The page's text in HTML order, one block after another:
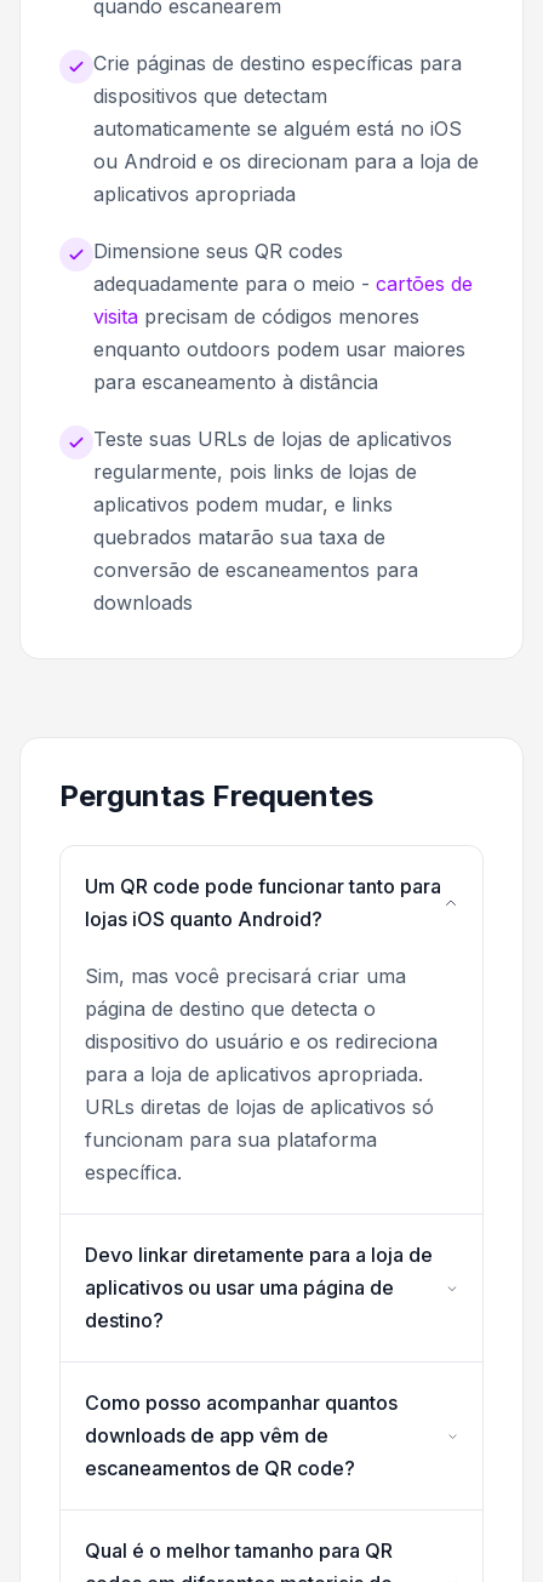
quando escanearem
Crie páginas de destino específicas para
dispositivos que detectam
automaticamente se alguém está no iOS
ou Android e os direcionam para a loja de
aplicativos apropriada
Dimensione seus QR codes
adequadamente para o meio - cartões de
visita precisam de códigos menores
enquanto outdoors podem usar maiores
para escaneamento à distância
Teste suas URLs de lojas de aplicativos
regularmente, pois links de lojas de
aplicativos podem mudar, e links
quebrados matarão sua taxa de
conversão de escaneamentos para
downloads
Perguntas Frequentes
Um QR code pode funcionar tanto para
lojas iOS quanto Android?
Sim, mas você precisará criar uma
página de destino que detecta o
dispositivo do usuário e os redireciona
para a loja de aplicativos apropriada.
URLs diretas de lojas de aplicativos só
funcionam para sua plataforma
específica.
Devo linkar diretamente para a loja de
aplicativos ou usar uma página de
destino?
Como posso acompanhar quantos
downloads de app vêm de
escaneamentos de QR code?
Qual é o melhor tamanho para QR